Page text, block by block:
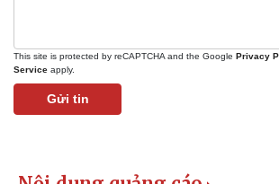
This site is protected by reCAPTCHA and the Google Privacy
Service apply.
Gửi tin